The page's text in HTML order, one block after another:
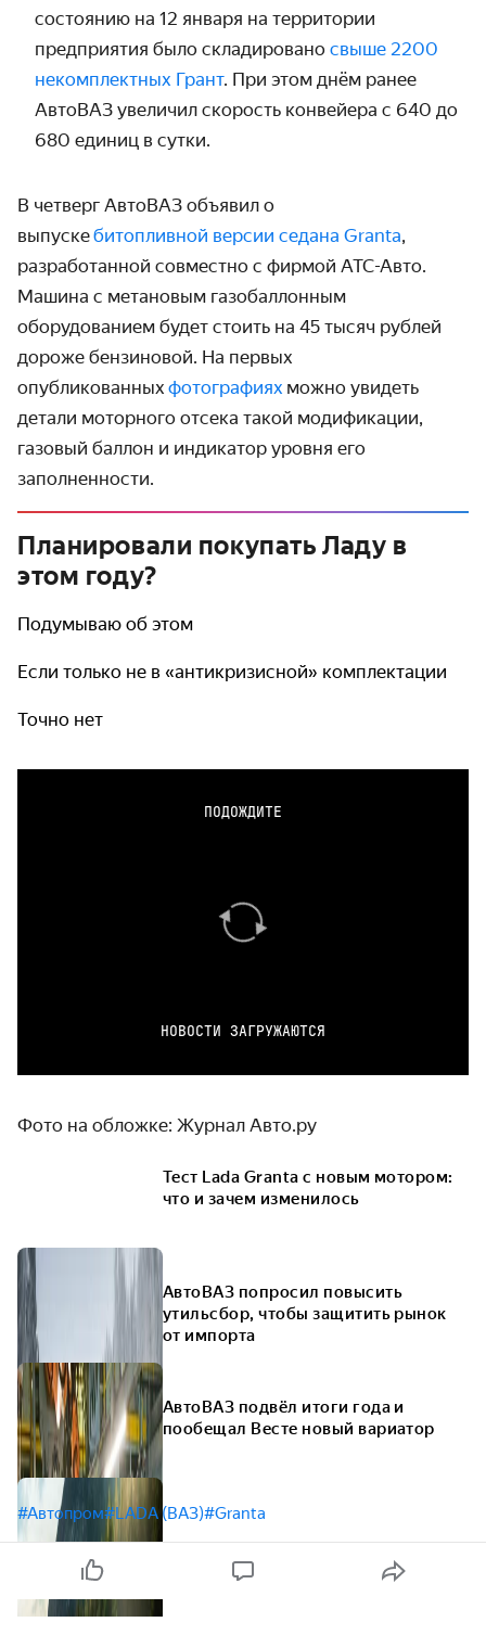
состоянию на 12 января на территории
предприятия было складировано свыше 2200
некомплектных Грант. При этом днём ранее
АвтоВАЗ увеличил скорость конвейера с 640 до
680 единиц в сутки.
В четверг АвтоВАЗ объявил о
выпускебитопливной версии седана Granta,
разработанной совместно с фирмой АТС-Авто.
Машина с метановым газобаллонным
оборудованием будет стоить на 45 тысяч рублей
дороже бензиновой. На первых
опубликованных фотографиях можно увидеть
детали моторного отсека такой модификации,
газовый баллон и индикатор уровня его
заполненности.
Планировали покупать Ладу в
этом году?
Подумываю об этом
Если только не в «антикризисной» комплектации
Точно нет
ПОДОЖДИТЕ
НОВОСТИ ЗАГРУЖАЮТСЯ
Фото на обложке: Журнал Авто.ру
Тест Lada Granta с новым мотором:
что и зачем изменилось
АвтоВАЗ попросил повысить
утильсбор, чтобы защитить рынок
от импорта
АвтоВАЗ подвёл итоги года и
пообещал Весте новый вариатор
#Автопром#LADA (ВАЗ)#Granta